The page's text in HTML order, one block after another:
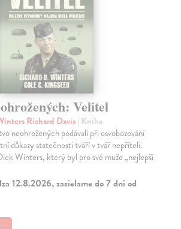
Velitel
Richard Davis| Kniha
neohrožených podávali při osvobozování
důkazy statečnosti tváří v tvář nepříteli.
Winters, který byl pro své muže „nejlepší
12.8.2026, zasielame do 7 dní od